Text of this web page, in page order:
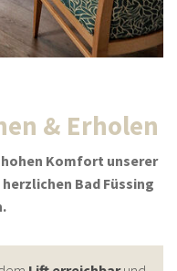
& Erholen
Komfort unserer
Bad Füssing